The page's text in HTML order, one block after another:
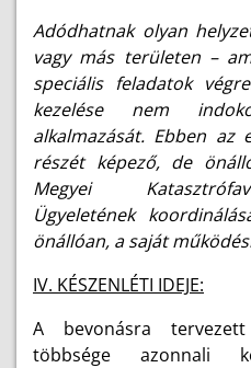
Adódhatnak olyan
vagy más területen –
speciális feladatok
kezelése nem
alkalmazását. Ebben
részét képező, de
Megyei
Ügyeletének
önállóan, a saját
IV. KÉSZENLÉTI IDEJE:
A bevonásra
többsége azonnali